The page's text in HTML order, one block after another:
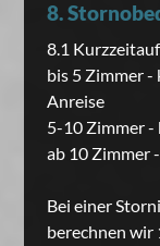
8.
8.1
bis 5 Zimmer -
Anreise
5-10 Zimmer -
ab 10 Zimmer
Bei einer
berechnen wir